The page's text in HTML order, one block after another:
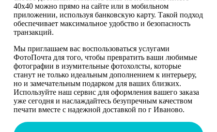
40х40 можно прямо на сайте или в мобильном
приложении, используя банковскую карту. Такой подход
обеспечивает максимальное удобство и безопасность
транзакций.
Мы приглашаем вас воспользоваться услугами
ФотоПочта для того, чтобы превратить ваши любимые
фотографии в изумительные фотохолсты, которые
станут не только идеальным дополнением к интерьеру,
но и замечательным подарком для ваших близких.
Используйте наш сервис для оформления вашего заказа
уже сегодня и наслаждайтесь безупречным качеством
печати вместе с надежной доставкой по г Иваново.